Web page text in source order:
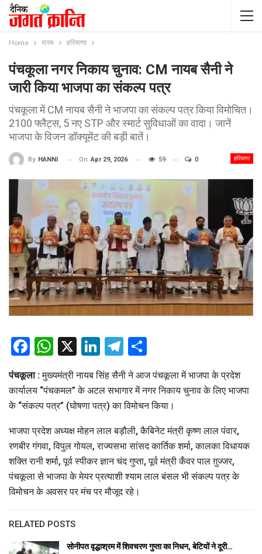
Home राज्य हरियाणा
पंचकूला नगर निकाय चुनाव: CM नायब सैनी ने
जारी किया भाजपा का संकल्प पत्र
पंचकूला में CM नायब सैनी ने भाजपा का संकल्प पत्र किया विमोचित।
2100 फ्लैट्स, 5 नए STP और स्मार्ट सुविधाओं का वादा। जानें
भाजपा के विजन डॉक्यूमेंट की बड़ी बातें।
हरियाणा
By HANNI On Apr 29, 2026 59 0
Facebook
WhatsApp
X LinkedIn
Telegram
पंचकूला :मुख्यमंत्री नायब सिंह सैनी ने आज पंचकूला में भाजपा के प्रदेश
कार्यालय “पंचकमल” के अटल सभागार में नगर निकाय चुनाव के लिए भाजपा
के “संकल्प पत्र” (घोषणा पत्र) का विमोचन किया।
भाजपा प्रदेश अध्यक्ष मोहन लाल बड़ौली, कैबिनेट मंत्री कृष्ण लाल पंवार,
रणबीर गंगवा, विपुल गोयल, राज्यसभा सांसद कार्तिक शर्मा, कालका विधायक
शक्ति रानी शर्मा, पूर्व स्पीकर ज्ञान चंद गुप्ता, पूर्व मंत्री कँवर पाल ग़ुज्जर,
पंचकूला से भाजपा के मेयर प्रत्याशी श्याम लाल बंसल भी संकल्प पत्र के
विमोचन के अवसर पर मंच पर मौजूद रहे।
RELATED POSTS
सोनीपत वृद्धाश्रम में शिवचरण गुप्ता का निधन, बेटियों ने दूरी…